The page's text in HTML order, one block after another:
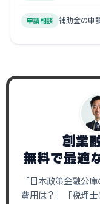
申請相談 補助金の申
創業
無料で最適
「日本政策金融公
費用は？」「税理士